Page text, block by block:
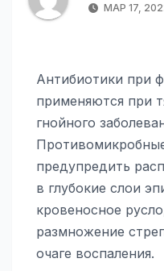
МАР 17,
Антибиотики при
применяются при
гнойного
предупредить
в глубокие слои
кровеносное
размножение
очаге воспаления.